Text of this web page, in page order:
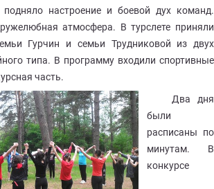
подняло настроение и боевой дух команд.
атмосфера. В турслете приняли
Гурчин и семьи Трудниковой из двух
типа. В программу входили спортивные
часть.
Два дня
были
расписаны по
минутам. В
конкурсе